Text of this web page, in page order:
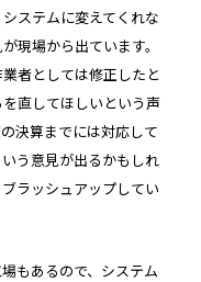
ステムに変えてくれな
現場から出ています。
者としては修正したと
直してほしいという声
決算までには対応して
う意見が出るかもしれ
ラッシュアップしてい
もあるので、システム